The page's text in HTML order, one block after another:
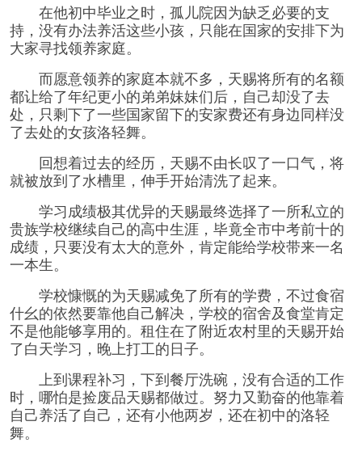
在他初中毕业之时，孤儿院因为缺乏必要的支
持，没有办法养活这些小孩，只能在国家的安排下为
大家寻找领养家庭。
而愿意领养的家庭本就不多，天赐将所有的名额
都让给了年纪更小的弟弟妹妹们后，自己却没了去
处，只剩下了一些国家留下的安家费还有身边同样没
了去处的女孩洛轻舞。
回想着过去的经历，天赐不由长叹了一口气，将
就被放到了水槽里，伸手开始清洗了起来。
学习成绩极其优异的天赐最终选择了一所私立的
贵族学校继续自己的高中生涯，毕竟全市中考前十的
成绩，只要没有太大的意外，肯定能给学校带来一名
一本生。
学校慷慨的为天赐减免了所有的学费，不过食宿
什幺的依然要靠他自己解决，学校的宿舍及食堂肯定
不是他能够享用的。租住在了附近农村里的天赐开始
了白天学习，晚上打工的日子。
上到课程补习，下到餐厅洗碗，没有合适的工作
时，哪怕是捡废品天赐都做过。努力又勤奋的他靠着
自己养活了自己，还有小他两岁，还在初中的洛轻
舞。